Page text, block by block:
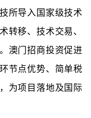
所导入国家级技术
转移、技术交易、
澳门招商投资促进
节点优势、简单税
为项目落地及国际